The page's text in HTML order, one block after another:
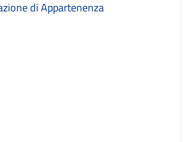
di Appartenenza